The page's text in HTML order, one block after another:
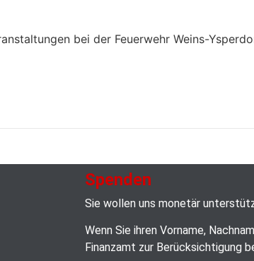
bei der Feuerwehr Weins-
Spenden
Sie wollen uns monetär
Wenn Sie ihren Vorname,
Finanzamt zur Berücksichtigung